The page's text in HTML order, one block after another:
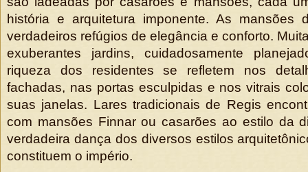
história e arquitetura imponente. As mansões
verdadeiros refúgios de elegância e conforto.
exuberantes jardins, cuidadosamente
riqueza dos residentes se refletem nos
fachadas, nas portas esculpidas e nos vitrais
suas janelas. Lares tradicionais de Regis
com mansões Finnar ou casarões ao estilo da
verdadeira dança dos diversos estilos
constituem o império.